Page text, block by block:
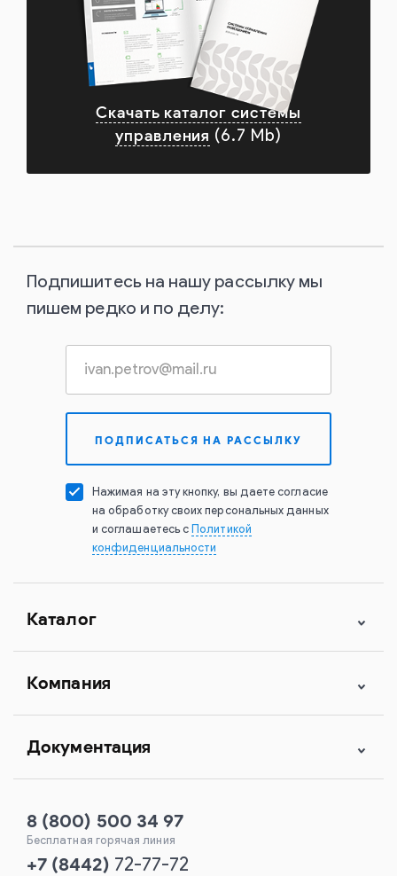
Скачать каталог системы
управления (6.7 Mb)
Подпишитесь на нашу рассылку мы
пишем редко и по делу:
Нажимая на эту кнопку, вы даете согласие
на обработку своих персональных данных
и соглашаетесь с Политикой
конфиденциальности
Каталог
Компания
Документация
8 (800) 500 34 97
Бесплатная горячая линия
+7 (8442) 72-77-72